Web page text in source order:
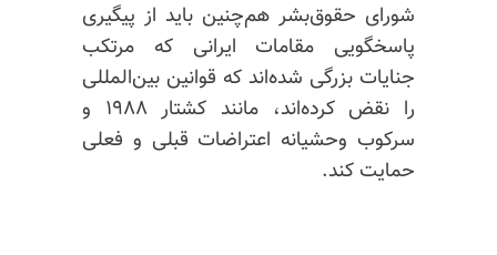
شورای حقوق‌بشر هم‌چنین باید از پیگیری
پاسخگویی مقامات ایرانی که مرتکب
جنایات بزرگی شده‌اند که قوانین بین‌المللی
را نقض کرده‌اند، مانند کشتار ۱۹۸۸ و
سرکوب وحشیانه اعتراضات قبلی و فعلی
حمایت کند.